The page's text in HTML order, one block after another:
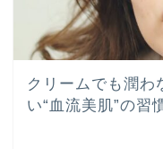
クリームでも潤わ
い“血流美肌”の習